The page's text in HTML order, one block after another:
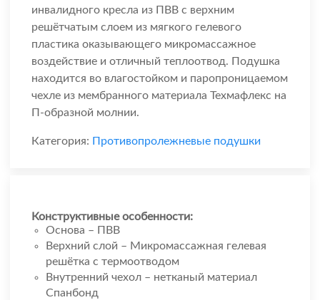
инвалидного кресла из ПВВ с верхним
решётчатым слоем из мягкого гелевого
пластика оказывающего микромассажное
воздействие и отличный теплоотвод. Подушка
находится во влагостойком и паропроницаемом
чехле из мембранного материала Техмафлекс на
П-образной молнии.
Категория: Противопролежневые подушки
Конструктивные особенности:
Основа – ПВВ
Верхний слой – Микромассажная гелевая
решётка с термоотводом
Внутренний чехол – нетканый материал
Спанбонд